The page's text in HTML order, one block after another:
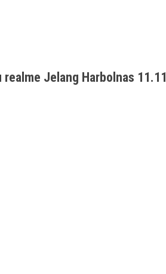
Jelang Harbolnas 11.11